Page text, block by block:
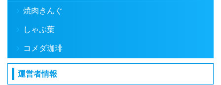
焼肉きんぐ
しゃぶ葉
コメダ珈琲
運営者情報